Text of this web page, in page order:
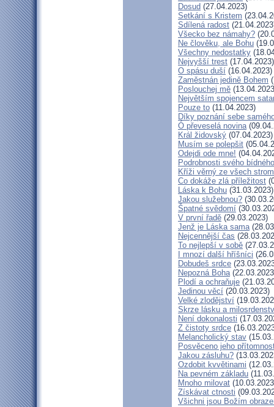
Dosud (27.04.2023)
Setkání s Kristem
Sdílená radost
Všecko bez námahy?
Ne člověku, ale Bohu
Všechny nedostatky
Nejvyšší trest (17.04.2023)
O spásu duší (16.04.2023)
Zaměstnán jedině Bohem
Poslouchej mě
Největším spojencem
Pouze to (11.04.2023)
Díky poznání sebe
Ó převeselá novina
Král židovský (07.04.2023)
Musím se polepšit
Odejdi ode mne!
Podrobnosti svého
Kříži věrný ze všech
Co dokáže zlá příležitost
Láska k Bohu (31.03.2023)
Jakou služebnou?
Špatné svědomí
V první řadě (29.03.2023)
Jenž je Láska sama
Nejcennější čas
To nejlepší v sobě
I mnozí další hříšníci
Dobudeš srdce
Nepozná Boha
Plodí a ochraňuje
Jedinou věcí (20.03.2023)
Velké zlodějství
Skrze lásku a
Není dokonalosti
Z čistoty srdce
Melancholický stav
Posvěceno jeho
Jakou zásluhu?
Ozdobit kvvětinami
Na pevném základu
Mnoho milovat
Získávat ctnosti
Všichni jsou Božím